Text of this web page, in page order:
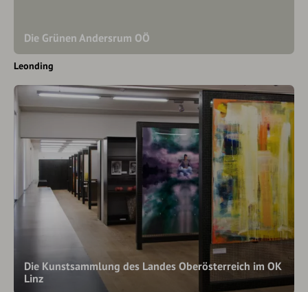
Die Grünen Andersrum OÖ
Leonding
Die Kunstsammlung des Landes Oberösterreich im OK
Linz